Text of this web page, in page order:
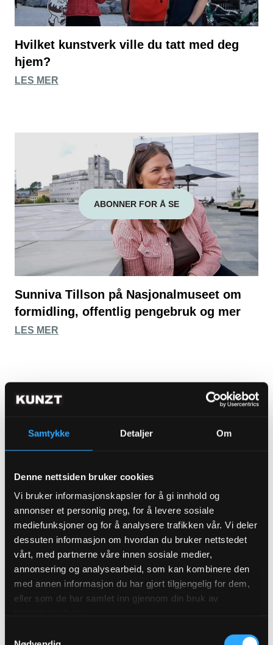
Samtykke Detaljer Om
Denne nettsiden bruker cookies
Vi bruker informasjonskapsler for å gi innhold og
annonser et personlig preg, for å levere sosiale
mediefunksjoner og for å analysere trafikken vår. Vi deler
dessuten informasjon om hvordan du bruker nettstedet
vårt, med partnerne våre innen sosiale medier,
annonsering og analysearbeid, som kan kombinere den
med annen informasjon du har gjort tilgjengelig for dem,
eller som de har samlet inn gjennom din bruk av
Hvilket kunstverk ville du tatt med deg
hjem?
LES MER
ABONNER FOR Å SE
Sunniva Tillson på Nasjonalmuseet om
formidling, offentlig pengebruk og mer
LES MER
Hilde Eilertsen Sletvold er en av Tromsø
sine viktige ildsjeler
LES MER